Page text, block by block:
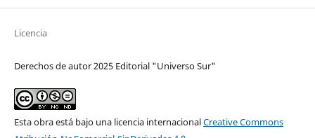
Licencia
Derechos de autor 2025 Editorial "Universo Sur"
Esta obra está bajo una licencia internacionalCreative Commons